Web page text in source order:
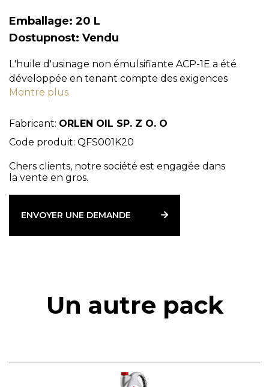
Emballage: 20 L
Dostupnost: Vendu
Montre plus
L'huile d'usinage non émulsifiante ACP-1E a été
développée en tenant compte des exigences
environnementales. Il s'agit d'une huile sans chlore,
Fabricant: ORLEN OIL SP. Z O. O
Code produit: QFS001K20
Chers clients, notre société est engagée dans
la vente en gros.
ENVOYER UNE DEMANDE
Un autre pack